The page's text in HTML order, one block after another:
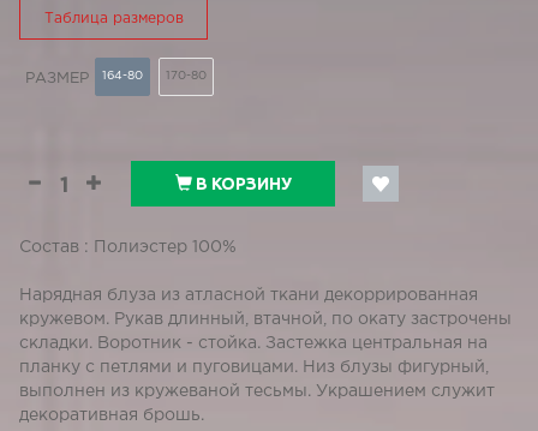
Таблица размеров
РАЗМЕР 164-80 170-80
В КОРЗИНУ
Состав : Полиэстер 100%
Нарядная блуза из атласной ткани декоррированная
кружевом. Рукав длинный, втачной, по окату застрочены
складки. Воротник - стойка. Застежка центральная на
планку с петлями и пуговицами. Низ блузы фигурный,
выполнен из кружеваной тесьмы. Украшением служит
декоративная брошь.